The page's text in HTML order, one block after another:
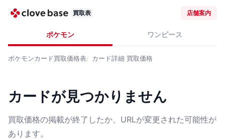
買取表 店舗案内
ポケモン ワンピース
ポケモンカード買取価格表 カード詳細 買取価格
カードが見つかりません
買取価格の掲載が終了したか、URLが変更された可能性が
あります。